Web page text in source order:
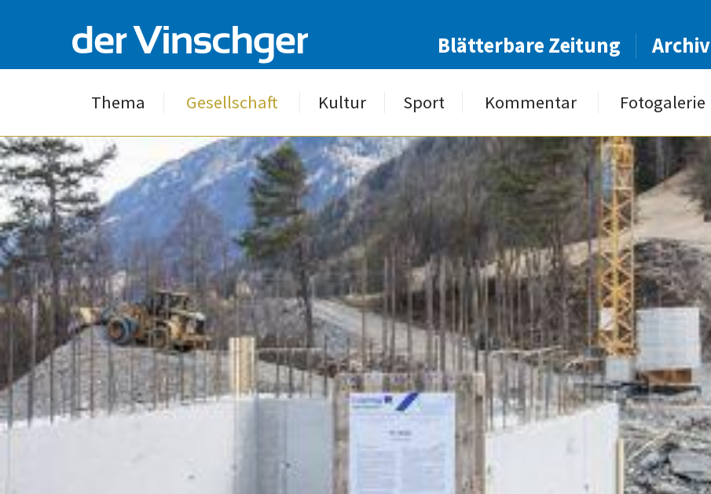
Blätterbare Zeitung Archiv
Thema Gesellschaft Kultur Sport Kommentar Fotogalerie